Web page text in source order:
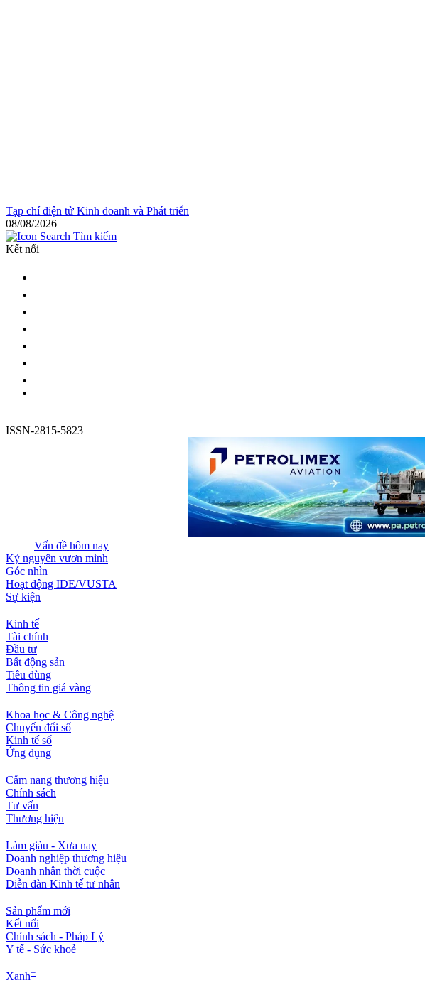
Tạp chí điện tử Kinh doanh và Phát triển
08/08/2026
Tìm kiếm
Kết nối
ISSN-2815-5823
Vấn đề hôm nay
Kỷ nguyên vươn mình
Góc nhìn
Hoạt động IDE/VUSTA
Sự kiện
Kinh tế
Tài chính
Đầu tư
Bất động sản
Tiêu dùng
Thông tin giá vàng
Khoa học & Công nghệ
Chuyển đổi số
Kinh tế số
Ứng dụng
Cẩm nang thương hiệu
Chính sách
Tư vấn
Thương hiệu
Làm giàu - Xưa nay
Doanh nghiệp thương hiệu
Doanh nhân thời cuộc
Diễn đàn Kinh tế tư nhân
Sản phẩm mới
Kết nối
Chính sách - Pháp Lý
Y tế - Sức khoẻ
Xanh+